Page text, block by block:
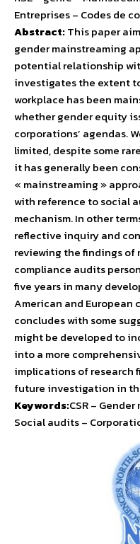
Entreprises – Codes de
Abstract:This paper
gender mainstreaming
potential relationship
investigates the extent
workplace has been
whether gender equity
corporations’ agendas.
limited, despite some
it has generally been
« mainstreaming »
with reference to social
mechanism. In other
reflective inquiry and
reviewing the findings
compliance audits
five years in many
American and European
concludes with some
might be developed to
into a more
implications of research
future investigation in
Keywords:CSR –
Social audits –